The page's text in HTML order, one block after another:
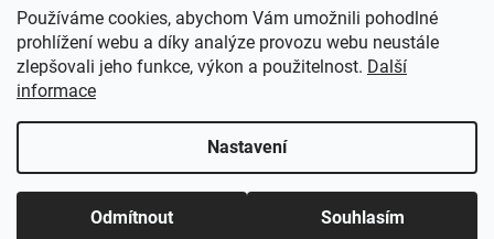
Používáme cookies, abychom Vám umožnili pohodlné
prohlížení webu a díky analýze provozu webu neustále
zlepšovali jeho funkce, výkon a použitelnost. Další
informace
Nastavení
Odmítnout Souhlasím
údajů.
PŘIHLÁSIT SE
Vytvořil Shoptet
Copyright 2026SportStart.cz . Všechna práva vyhrazena.